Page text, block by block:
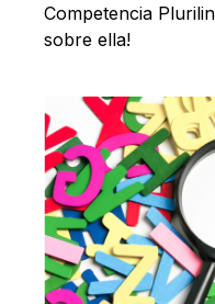
Competencia
sobre ella!